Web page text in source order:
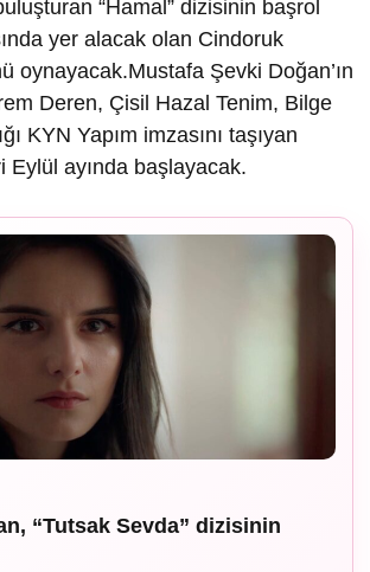
“Hamal” dizisinin başrol
yer alacak olan Cindoruk
oynayacak.Mustafa Şevki Doğan’ın
Deren, Çisil Hazal Tenim, Bilge
KYN Yapım imzasını taşıyan
Eylül ayında başlayacak.
“Tutsak Sevda” dizisinin